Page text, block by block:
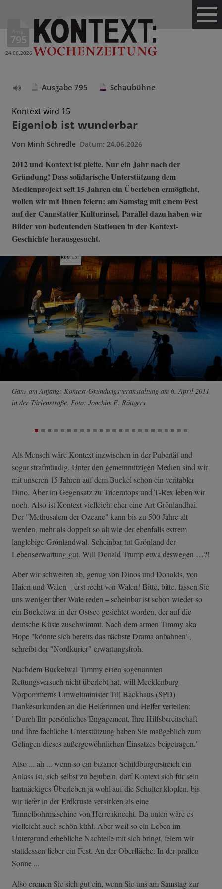
Ausg.
795
24.06.2026
vorlesen
Ausgabe 795 Schaubühne
Kontext wird 15
Eigenlob ist wunderbar
Von Minh Schredle Datum: 24.06.2026
2012 und Kontext ist pleite. Nur ein Jahr nach der
Gründung! Dass solidarische Unterstützung dem
Medienprojekt seit 15 Jahren ein Überleben ermöglicht,
wollen wir mit Ihnen feiern: am Samstag mit einem Fest
auf der Cannstatter Kulturinsel. Parallel dazu haben wir
Bilder von bedeutenden Stationen in der Kontext-
Geschichte herausgesucht.
Ganz am Anfang: Kontext-Gründungsveranstaltung am 6. April 2011
in der Türlenstraße. Foto: Joachim E. Röttgers
Als Mensch wäre Kontext inzwischen in der Pubertät und
sogar strafmündig. Unter den gemeinnützigen Medien sind wir
mit unseren 15 Jahren auf dem Buckel schon ein veritabler
Dino. Aber im Gegensatz zu Triceratops und T-Rex leben wir
noch. Also ist Kontext vielleicht eher eine Art Grönlandhai.
Der "Methusalem der Ozeane" kann bis zu 500 Jahre alt
werden, mehr als doppelt so alt wie der ebenfalls extrem
langlebige Grönlandwal. Scheinbar tut Grönland der
Lebenserwartung gut. Will Donald Trump etwa deswegen …?!
Aber wir schweifen ab, genug von Dinos und Donalds, von
Haien und Walen – erst recht von Walen! Bitte, bitte, lassen Sie
uns weniger über Wale reden – scheinbar ist schon wieder so
ein Buckelwal in der Ostsee gesichtet worden, der auf die
deutsche Küste zuschwimmt. Nach dem armen Timmy aka
Hope "könnte sich bereits das nächste Drama anbahnen",
schreibt der "Nordkurier" erwartungsfroh.
Nachdem Buckelwal Timmy einen sogenannten
Rettungsversuch nicht überlebt hat, will Mecklenburg-
Vorpommerns Umweltminister Till Backhaus (SPD)
Dankesurkunden an die Helferinnen und Helfer verteilen:
"Durch Ihr persönliches Engagement, Ihre Hilfsbereitschaft
und Ihre fachliche Unterstützung haben Sie maßgeblich zum
Gelingen dieses außergewöhnlichen Einsatzes beigetragen."
Also ... äh ... wenn so ein bizarrer Schildbürgerstreich ein
Anlass ist, sich selbst zu bejubeln, darf Kontext sich für sein
hartnäckiges Überleben ja wohl auf die Schulter klopfen, bis
wir tiefer in der Erdkruste versinken als eine
Tunnelbohrmaschine von Herrenknecht. Da unten wäre es
vielleicht auch schön kühl. Aber weil so ein Leben im
Untergrund erhebliche Nachteile mit sich bringt, feiern wir
stattdessen lieber ein Fest. An der Oberfläche. In der prallen
Sonne ...
Also cremen Sie sich gut ein, wenn Sie uns am Samstag zur